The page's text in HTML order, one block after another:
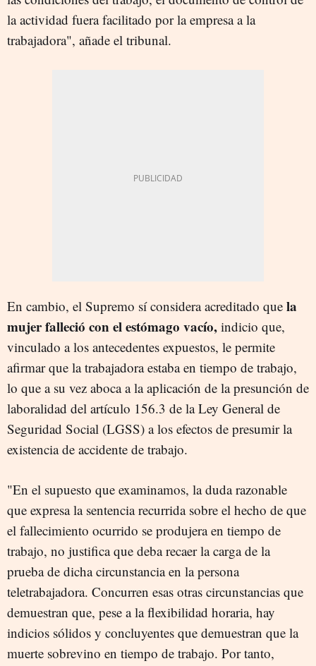
la actividad fuera facilitado por la empresa a la
trabajadora", añade el tribunal.
En cambio, el Supremo sí considera acreditado que la
mujer falleció con el estómago vacío, indicio que,
vinculado a los antecedentes expuestos, le permite
afirmar que la trabajadora estaba en tiempo de trabajo,
lo que a su vez aboca a la aplicación de la presunción de
laboralidad del artículo 156.3 de la Ley General de
Seguridad Social (LGSS) a los efectos de presumir la
existencia de accidente de trabajo.
"En el supuesto que examinamos, la duda razonable
que expresa la sentencia recurrida sobre el hecho de que
el fallecimiento ocurrido se produjera en tiempo de
trabajo, no justifica que deba recaer la carga de la
prueba de dicha circunstancia en la persona
teletrabajadora. Concurren esas otras circunstancias que
demuestran que, pese a la flexibilidad horaria, hay
indicios sólidos y concluyentes que demuestran que la
muerte sobrevino en tiempo de trabajo. Por tanto,